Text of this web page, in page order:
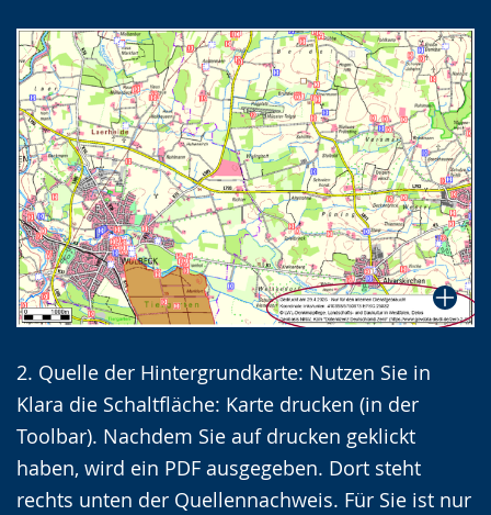
2. Quelle der Hintergrundkarte: Nutzen Sie in
Klara die Schaltfläche: Karte drucken (in der
Toolbar). Nachdem Sie auf drucken geklickt
haben, wird ein PDF ausgegeben. Dort steht
rechts unten der Quellennachweis. Für Sie ist nur